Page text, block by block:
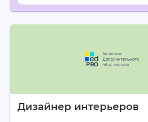
Дизайнер интерьеров